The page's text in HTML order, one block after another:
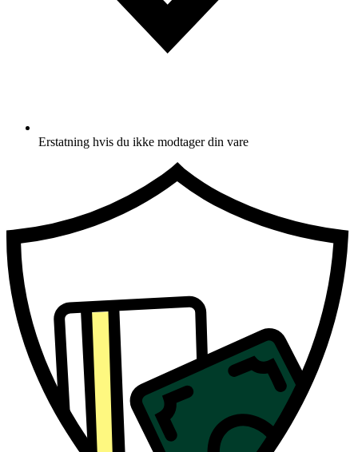
Erstatning hvis du ikke modtager din vare